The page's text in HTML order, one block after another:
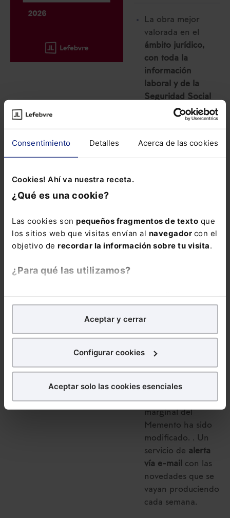
Consentimiento Detalles Acerca de las cookies
Cookies! Ahí va nuestra receta.
¿Qué es una cookie?
Las cookies son pequeños fragmentos de texto que
los sitios web que visitas envían al navegador con el
objetivo de recordar la información sobre tu visita.
¿Para qué las utilizamos?
analíticospara tratar demejorar tu experienciaen
nuestra página web. También con fines publicitarios,
para poder mostrarte publicidad y contenidos de tu
¿Qué puedes hacer?
en la web sea óptima
aceptar solo las esenciales
para denegar
todas las cookies excepto aquellas imprescindibles.
navegador. Si no seleccionas ninguna utilizaremos
las que sean indispensables para la navegación.
Aceptar y cerrar
Configurar cookies
Aceptar solo las cookies esenciales
La obra mejor
valorada en el
ámbito jurídico,
con toda la
información
laboral y de la
Seguridad Social
en un único
Incluye el estudio
de todas las
como la
jurisprudencia y
doctrina más
incluye: . El
servicio “Extras
Mementos
consultar en
cualquier momento
si un número
marginal del
Memento ha sido
modificado. . Un
servicio de alerta
vía e-mail con las
novedades que se
vayan produciendo
cada semana.